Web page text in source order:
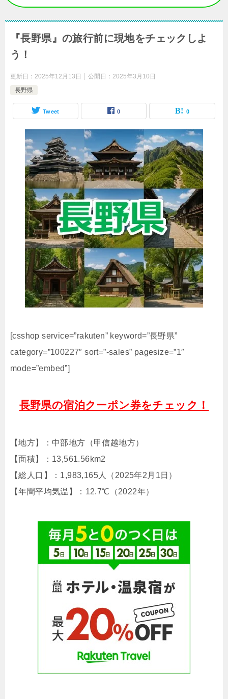
『長野県』の旅行前に現地をチェックしよ
う！
更新日： 2025年12月13日 公開日： 2025年3月10日
長野県
Tweet 0 0
[csshop service=”rakuten” keyword=”長野県”
category=”100227″ sort=”-sales” pagesize=”1″
mode=”embed”]
長野県の宿泊クーポン券をチェック！
【地方】：中部地方（甲信越地方）
【面積】：13,561.56km2
【総人口】：1,983,165人（2025年2月1日）
【年間平均気温】：12.7℃（2022年）